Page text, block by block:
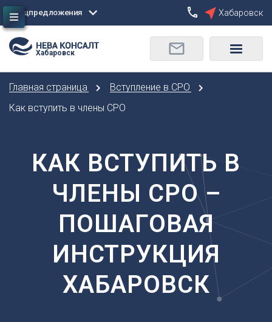
Сбросить
Москва
Санкт-Петербург
Б
Барнаул
Белгород
Брянск
Владивосток
Владикавказ
Волгоград
О
Орел
Пермь
Р
Ростов-на-Дону
Рязань
С
Самара
Саранск
Саратов
Севастополь
Спецпредложения Хабаровск
Хабаровск
Главная страница
Вступление в СРО
Как вступить в члены СРО
КАК ВСТУПИТЬ В
ЧЛЕНЫ СРО –
ПОШАГОВАЯ
ИНСТРУКЦИЯ
ХАБАРОВСК